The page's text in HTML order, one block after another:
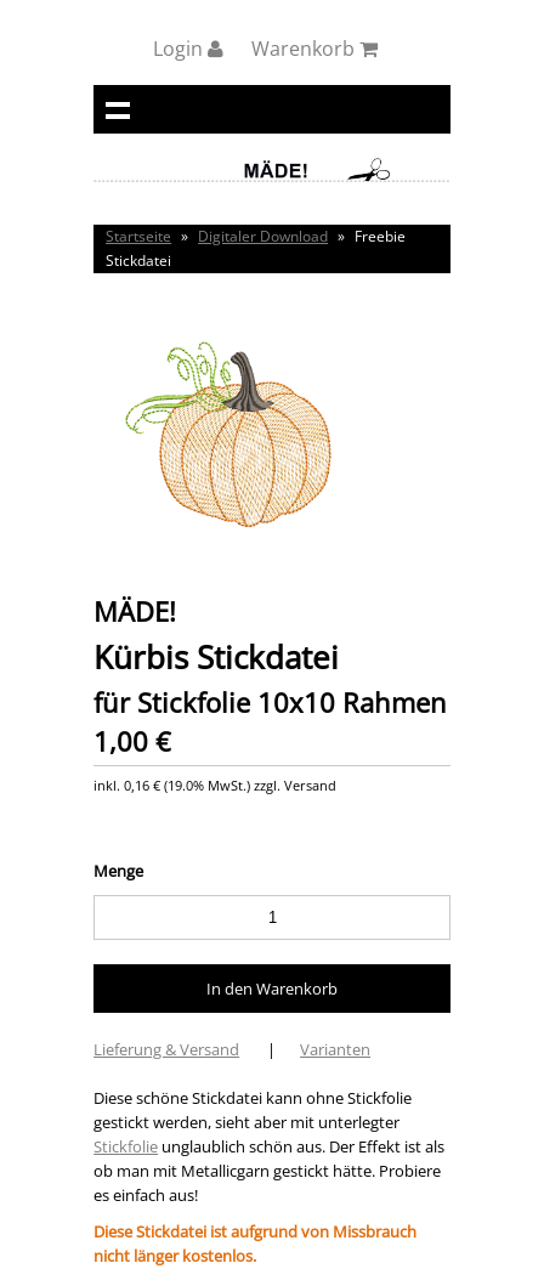
Login Warenkorb
Startseite » Digitaler Download » Freebie
Stickdatei
MÄDE!
Kürbis Stickdatei
für Stickfolie 10x10 Rahmen
1,00 €
inkl.0,16 € (19.0% MwSt.) zzgl. Versand
Menge
Lieferung & Versand | Varianten
Diese schöne Stickdatei kann ohne Stickfolie
gestickt werden, sieht aber mit unterlegter
Stickfolie unglaublich schön aus. Der Effekt ist als
ob man mit Metallicgarn gestickt hätte. Probiere
es einfach aus!
Diese Stickdatei ist aufgrund von Missbrauch
nicht länger kostenlos.